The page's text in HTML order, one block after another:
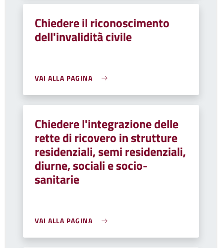
Chiedere il riconoscimento
dell'invalidità civile
VAI ALLA PAGINA
Chiedere l'integrazione delle
rette di ricovero in strutture
residenziali, semi residenziali,
diurne, sociali e socio-
sanitarie
VAI ALLA PAGINA